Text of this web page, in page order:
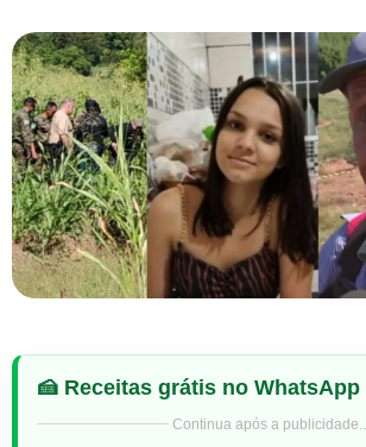
🍰 Receitas grátis no WhatsApp
Continua após a publicidade..